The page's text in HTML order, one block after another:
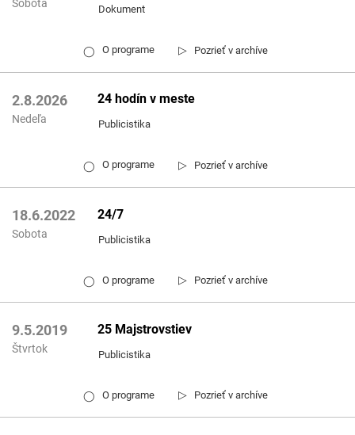
▷ Pozrieť v archíve
Dokument
Sobota
◯ O programe
▷ Pozrieť v archíve
24 hodín v meste
Publicistika
Nedeľa
2.8.2026
◯ O programe
▷ Pozrieť v archíve
24/7
Publicistika
Sobota
18.6.2022
◯ O programe
▷ Pozrieť v archíve
25 Majstrovstiev
Publicistika
Štvrtok
9.5.2019
◯ O programe